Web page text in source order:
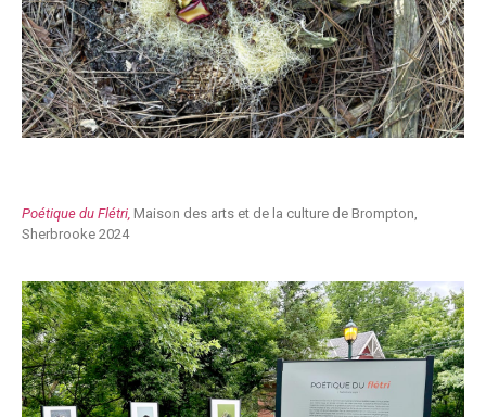
Poétique du Flétri, Maison des arts et de la culture de Brompton,
Sherbrooke 2024